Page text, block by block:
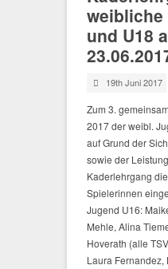
weibliche
und U18
19th Juni 2017
Zum 3.
2017 der weibl.
auf Grund der
sowie der
Kaderlehrgang
Spielerinnen
Jugend U16:
Mehle, Alina
Hoverath (alle
Laura